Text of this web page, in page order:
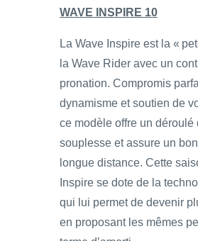
WAVE INSPIRE 10
La Wave Inspire est la «
la Wave Rider avec un
pronation. Compromis
dynamisme et soutien de
ce modèle offre un déroulé
souplesse et assure un
longue distance. Cette
Inspire se dote de la
qui lui permet de devenir
en proposant les mêmes